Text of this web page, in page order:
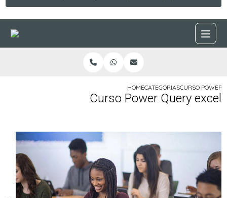
HOMECATEGORIASCURSO POWER
Curso Power Query excel